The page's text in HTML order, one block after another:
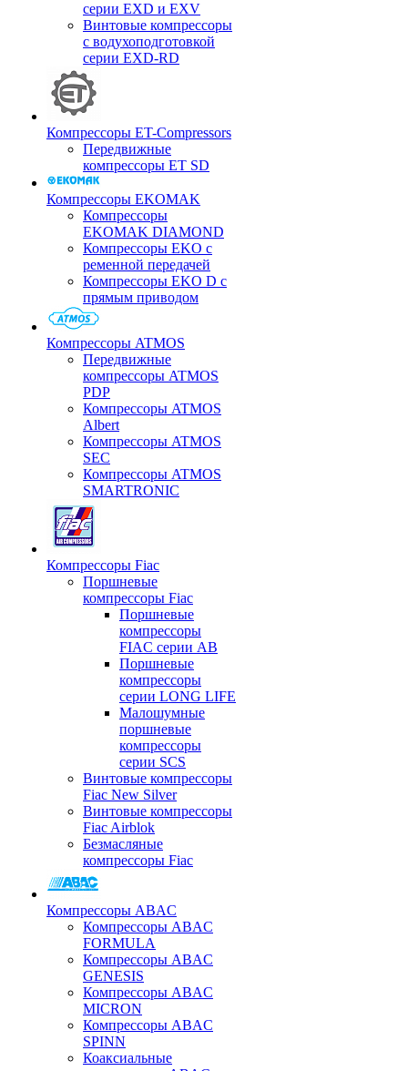
серии EXD и EXV
Винтовые компрессоры
с водухоподготовкой
серии EXD-RD
Компрессоры ET-Compressors
Передвижные
компрессоры ET SD
Компрессоры EKOMAK
Компрессоры
EKOMAK DIAMOND
Компрессоры EKO c
ременной передачей
Компрессоры EKO D с
прямым приводом
Компрессоры ATMOS
Передвижные
компрессоры ATMOS
PDP
Компрессоры ATMOS
Albert
Компрессоры ATMOS
SEC
Компрессоры ATMOS
SMARTRONIC
Компрессоры Fiac
Поршневые
компрессоры Fiac
Поршневые
компрессоры
FIAC серии AB
Поршневые
компрессоры
серии LONG LIFE
Малошумные
поршневые
компрессоры
серии SCS
Винтовые компрессоры
Fiac New Silver
Винтовые компрессоры
Fiac Airblok
Безмасляные
компрессоры Fiac
Компрессоры ABAC
Компрессоры ABAC
FORMULA
Компрессоры ABAC
GENESIS
Компрессоры ABAC
MICRON
Компрессоры ABAC
SPINN
Коаксиальные